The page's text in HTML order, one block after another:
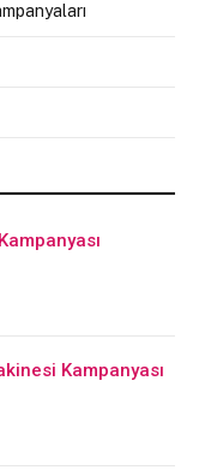
Kampanyası